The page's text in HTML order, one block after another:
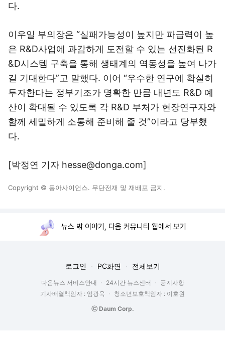
다.
이우일 부의장은 “실패가능성이 높지만 파급력이 높
은 R&D사업에 과감하게 도전할 수 있는 선진화된 R
&D시스템 구축을 통해 생태계의 역동성을 높여 나가
길 기대한다”고 말했다. 이어 “우수한 연구에 확실히
투자한다는 정부기조가 명확한 만큼 내년도 R&D 예
산이 확대될 수 있도록 각 R&D 부처가 현장연구자와
함께 세밀하게 소통해 준비해 줄 것”이라고 당부했
다.
[박정연 기자 hesse@donga.com]
Copyright © 동아사이언스. 무단전재 및 재배포 금지.
뉴스 밖 이야기, 다음 커뮤니티 웹에서 보기
로그인 PC화면 전체보기
다음뉴스 서비스안내 24시간 뉴스센터
공지사항
기사배열책임자 : 임광욱
청소년보호책임자 : 이호원
ⓒ Daum Corp.